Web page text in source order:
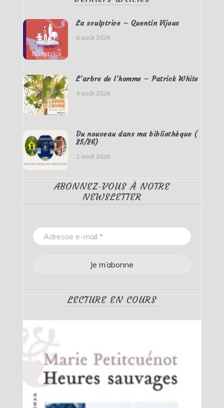
La sculptrice – Quentin Vijoux
6 août 2026
L’arbre de l’homme – Patrick White
4 août 2026
Du nouveau dans ma bibliothèque (
25/26)
2 août 2026
ABONNEZ-VOUS À NOTRE
NEWSLETTER
LECTURE EN COURS